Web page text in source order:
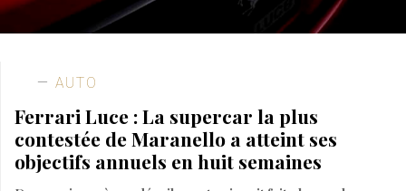
AUTO
Ferrari Luce : La supercar la plus
contestée de Maranello a atteint ses
objectifs annuels en huit semaines